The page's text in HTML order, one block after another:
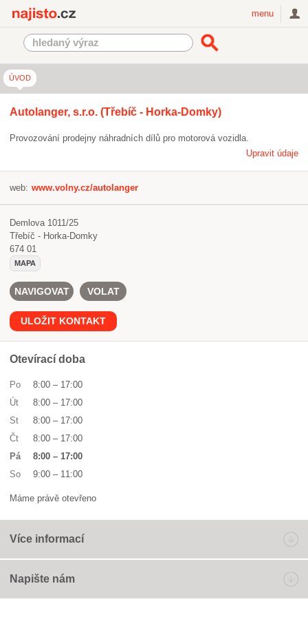
menu
ÚVOD
Autolanger, s.r.o. (Třebíč - Horka-Domky)
Provozování prodejny náhradních dílů pro motorová vozidla.
Upravit údaje
web: www.volny.cz/autolanger
Demlova 1011/25
Třebíč - Horka-Domky
674 01
MAPA
NAVIGOVAT VOLAT
ULOŽIT KONTAKT
Otevírací doba
Po 8:00 – 17:00
Út
8:00 – 17:00
St
8:00 – 17:00
Čt
8:00 – 17:00
Pá
8:00 – 17:00
So
9:00 – 11:00
Máme právě otevřeno
Více informací
Napište nám